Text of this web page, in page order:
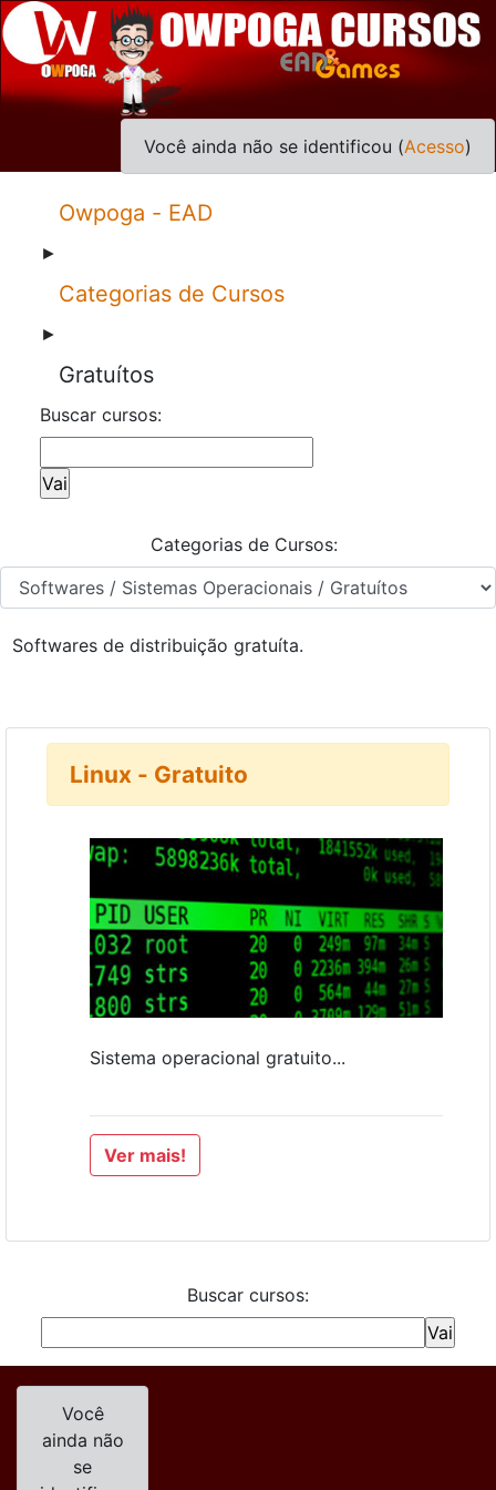
Você ainda não se identificou (Acesso)
Owpoga - EAD
►
Categorias de Cursos
►
Gratuítos
Buscar cursos:
Categorias de Cursos:
Softwares de distribuição gratuíta.
Linux - Gratuito
Sistema operacional gratuito...
Ver mais!
Buscar cursos:
Você
ainda não
se